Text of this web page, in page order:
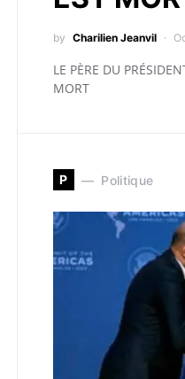
by Charilien Jeanvil
LE PÈRE DU
MORT
P Politique